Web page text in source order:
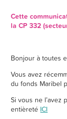
Cette
la CP 332
Bonjour à toutes
Vous avez
du fonds Maribel
Si vous ne l’avez
entièreté ICI